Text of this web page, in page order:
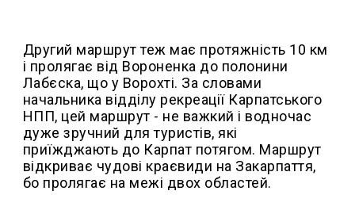
Другий маршрут теж має протяжність 10 км
і пролягає від Вороненка до полонини
Лабєска, що у Ворохті. За словами
начальника відділу рекреації Карпатського
НПП, цей маршрут - не важкий і водночас
дуже зручний для туристів, які
приїжджають до Карпат потягом. Маршрут
відкриває чудові краєвиди на Закарпаття,
бо пролягає на межі двох областей.